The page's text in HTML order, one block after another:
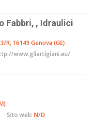
Fabbri, , Idraulici
16149 Genova (GE)
www.gliartigiani.eu/
Sito web: N/D